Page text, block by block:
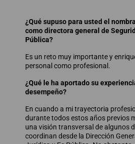
¿Qué supuso para usted el
como directora general de
Pública?
Es un reto muy importante y
personal como profesional.
¿Qué le ha aportado su
desempeño?
En cuando a mi trayectoria
durante todos estos años previos
una visión transversal de algunos
coordinan desde la Dirección